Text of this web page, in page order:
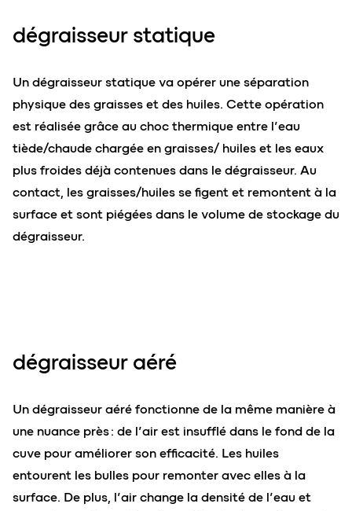
dégraisseur statique
Un dégraisseur statique va opérer une séparation
physique des graisses et des huiles. Cette opération
est réalisée grâce au choc thermique entre l’eau
tiède/chaude chargée en graisses/ huiles et les eaux
plus froides déjà contenues dans le dégraisseur. Au
contact, les graisses/huiles se figent et remontent à la
surface et sont piégées dans le volume de stockage du
dégraisseur.
dégraisseur aéré
Un dégraisseur aéré fonctionne de la même manière à
une nuance près : de l’air est insufflé dans le fond de la
cuve pour améliorer son efficacité. Les huiles
entourent les bulles pour remonter avec elles à la
surface. De plus, l’air change la densité de l’eau et